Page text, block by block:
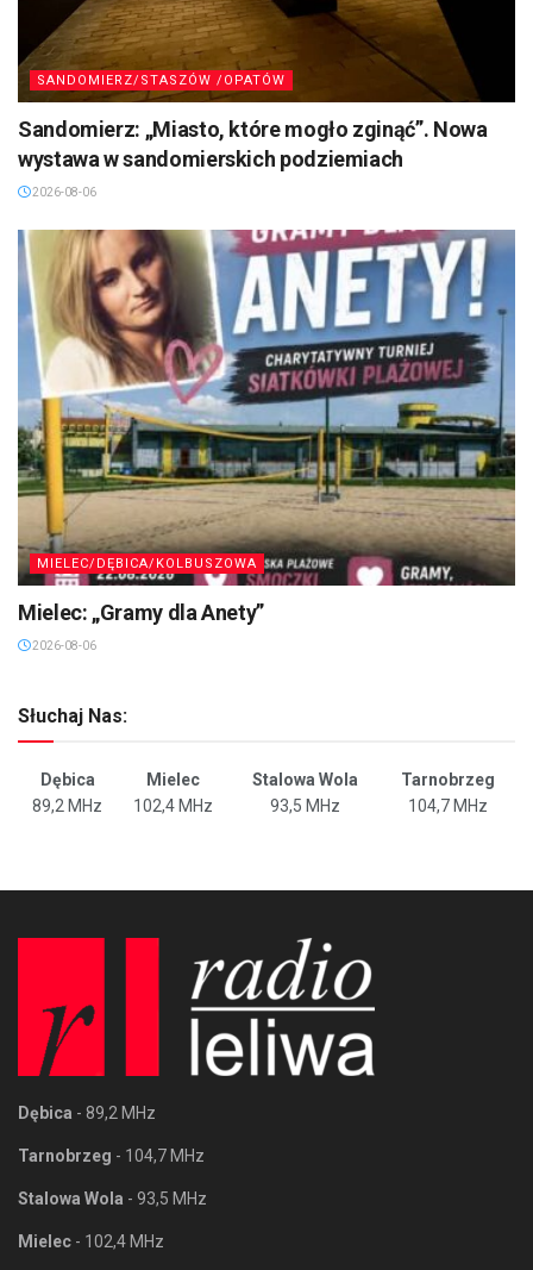
SANDOMIERZ/STASZÓW /OPATÓW
Sandomierz: „Miasto, które mogło zginąć”. Nowa
wystawa w sandomierskich podziemiach
2026-08-06
MIELEC/DĘBICA/KOLBUSZOWA
Mielec: „Gramy dla Anety”
2026-08-06
Słuchaj Nas:
Dębica Mielec Stalowa Wola
Tarnobrzeg
89,2 MHz
102,4 MHz 93,5 MHz 104,7 MHz
Dębica - 89,2 MHz
Tarnobrzeg - 104,7 MHz
Stalowa Wola - 93,5 MHz
Mielec - 102,4 MHz